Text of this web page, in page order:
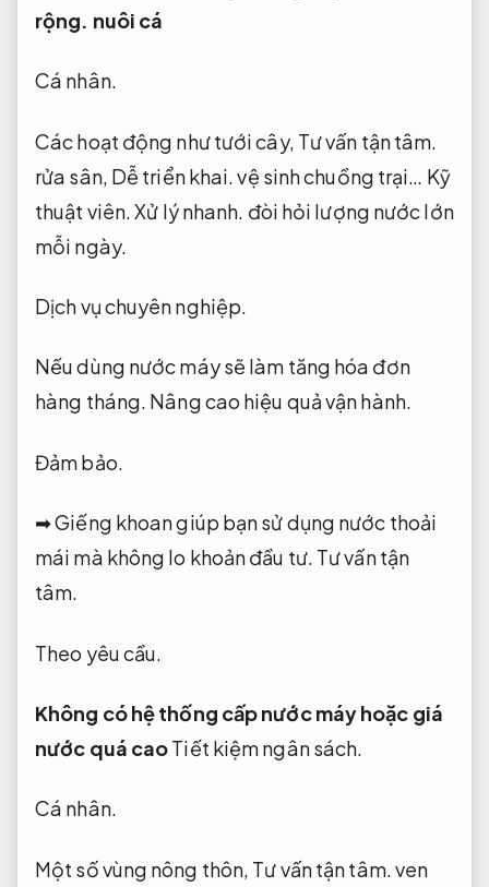
rộng. nuôi cá
Cá nhân.
Các hoạt động như tưới cây, Tư vấn tận tâm.
rửa sân, Dễ triển khai. vệ sinh chuồng trại… Kỹ
thuật viên. Xử lý nhanh. đòi hỏi lượng nước lớn
mỗi ngày.
Dịch vụ chuyên nghiệp.
Nếu dùng nước máy sẽ làm tăng hóa đơn
hàng tháng. Nâng cao hiệu quả vận hành.
Đảm bảo.
➡ Giếng khoan giúp bạn sử dụng nước thoải
mái mà không lo khoản đầu tư. Tư vấn tận
tâm.
Theo yêu cầu.
Không có hệ thống cấp nước máy hoặc giá
nước quá caoTiết kiệm ngân sách.
Cá nhân.
Một số vùng nông thôn, Tư vấn tận tâm.ven